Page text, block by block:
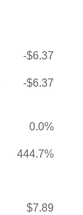
-$6.37
-$6.37
0.0%
444.7%
$7.89